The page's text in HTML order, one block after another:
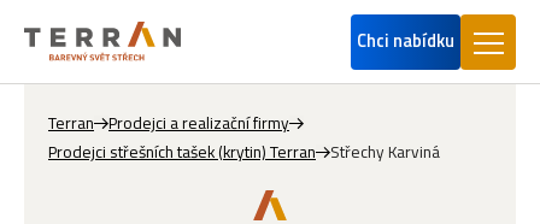
Chci nabídku
Terran
Prodejci a realizační firmy
Prodejci střešních tašek (krytin) Terran
Střechy Karviná